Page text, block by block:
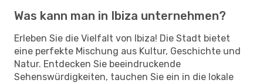
Was kann man in Ibiza unternehmen?
Erleben Sie die Vielfalt von Ibiza! Die Stadt bietet
eine perfekte Mischung aus Kultur, Geschichte und
Natur. Entdecken Sie beeindruckende
Sehenswürdigkeiten, tauchen Sie ein in die lokale